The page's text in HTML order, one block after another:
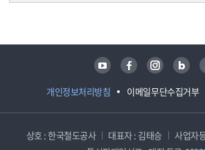
개인정보처리방침 이메일무단수집거부
유튜브 페이스북 인스타그램 블로그
상호 : 한국철도공사 대표자 : 김태승
사업자